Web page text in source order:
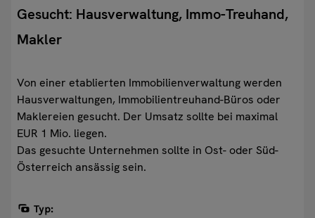
Gesucht: Hausverwaltung, Immo-Treuhand,
Makler
Von einer etablierten Immobilienverwaltung werden
Hausverwaltungen, Immobilientreuhand-Büros oder
Maklereien gesucht. Der Umsatz sollte bei maximal
EUR 1 Mio. liegen.
Das gesuchte Unternehmen sollte in Ost- oder Süd-
Österreich ansässig sein.
Typ: